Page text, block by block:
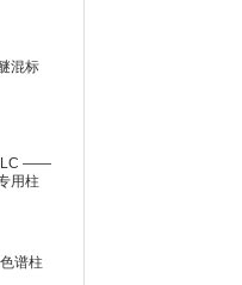
混标
——
用柱
谱柱